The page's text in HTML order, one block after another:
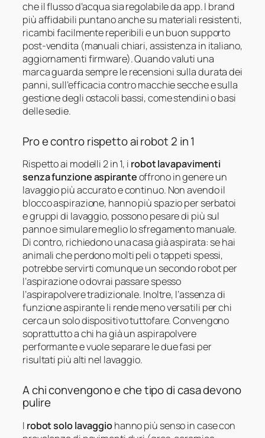
che il flusso d’acqua sia regolabile da app. I brand
più affidabili puntano anche su materiali resistenti,
ricambi facilmente reperibili e un buon supporto
post‑vendita (manuali chiari, assistenza in italiano,
aggiornamenti firmware). Quando valuti una
marca guarda sempre le recensioni sulla durata dei
panni, sull’efficacia contro macchie secche e sulla
gestione degli ostacoli bassi, come stendini o basi
delle sedie.
Pro e contro rispetto ai robot 2 in 1
Rispetto ai modelli 2 in 1, i robot lavapavimenti
senza funzione aspiranteoffrono in genere un
lavaggio più accurato e continuo. Non avendo il
blocco aspirazione, hanno più spazio per serbatoi
e gruppi di lavaggio, possono pesare di più sul
panno e simulare meglio lo sfregamento manuale.
Di contro, richiedono una casa già aspirata: se hai
animali che perdono molti peli o tappeti spessi,
potrebbe servirti comunque un secondo robot per
l’aspirazione o dovrai passare spesso
l’aspirapolvere tradizionale. Inoltre, l’assenza di
funzione aspirante li rende meno versatili per chi
cerca un solo dispositivo tuttofare. Convengono
soprattutto a chi ha già un aspirapolvere
performante e vuole separare le due fasi per
risultati più alti nel lavaggio.
A chi convengono e che tipo di casa devono
pulire
I robot solo lavaggiohanno più senso in case con